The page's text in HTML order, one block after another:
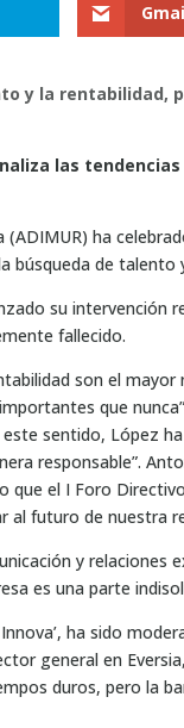
y la rentabilidad,
las
ha
búsqueda de talento
su intervención
fallecido.
son el
que
sentido, López
responsable”.
que el I Foro
al futuro de nuestra
y relaciones
es una parte
ha sido
general en
duros, pero la